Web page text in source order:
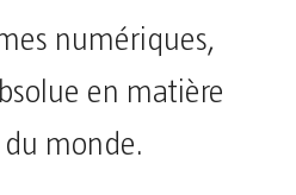
numériques,
en matière
du monde.